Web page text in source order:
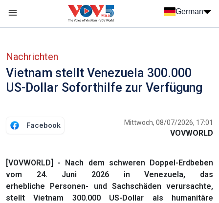
German
Nachrichten
Vietnam stellt Venezuela 300.000
US-Dollar Soforthilfe zur Verfügung
Facebook Mittwoch, 08/07/2026, 17:01
VOVWORLD
[VOVWORLD] - Nach dem schweren Doppel-Erdbeben
vom 24. Juni 2026 in Venezuela, das
erhebliche Personen- und Sachschäden verursachte,
stellt Vietnam 300.000 US-Dollar als humanitäre